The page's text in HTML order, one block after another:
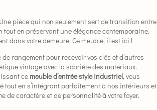
pièce qui non seulement sert de transition entre
tout en préservant une élégance contemporaine.
dans votre demeure. Ce meuble, il est ici !
rangement pour recevoir vos clés et d’autres
vintage avec la sobriété des matériaux.
ce meuble d’entrée style industriel, vous
tout en s’intégrant parfaitement à nos intérieurs et
de caractère et de personnalité à votre foyer.